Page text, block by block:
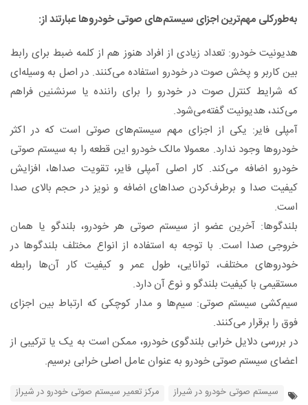
به‌طورکلی مهم‌ترین اجزای سیستم‌های صوتی خودروها عبارتند از:
هدیونیت خودرو: تعداد زیادی از افراد هنوز هم از کلمه ضبط برای رابط
بین کاربر و پخش صوت در خودرو استفاده می‌کنند. در اصل به وسیله‌ای
که شرایط کنترل صوت در خودرو را برای راننده یا سرنشنین فراهم
می‌کند، هدیونیت گفته‌می‌شود.
آمپلی فایر: یکی از اجزای مهم سیستم‌های صوتی است که در اکثر
خودروها وجود ندارد. معمولا مالک خودرو این قطعه را به سیستم صوتی
خودرو اضافه می‌کند. کار اصلی آمپلی فایر، تقویت صداها، افزایش
کیفیت صدا و برطرف‌کردن صداهای اضافه و نویز در حجم بالای صدا
است.
بلندگوها: آخرین عضو از سیستم صوتی هر خودرو، بلندگو یا همان
خروجی صدا است. با توجه به استفاده از انواع مختلف بلندگوها در
خودروهای مختلف، توانایی، طول عمر و کیفیت کار آن‌ها رابطه
مستقیمی با کیفیت بلندگو و نوع آن دارد.
سیم‌کشی سیستم صوتی: سیم‌ها و مدار کوچکی که ارتباط بین اجزای
فوق را برقرار می‌کنند.
در بررسی دلایل خرابی بلندگوی خودرو، ممکن است به یک یا ترکیبی از
اعضای سیستم صوتی خودرو به عنوان عامل اصلی خرابی برسیم.
سیستم صوتی خودرو در شیراز
مرکز تعمیر سیستم صوتی خودرو در شیراز